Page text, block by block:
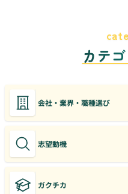
カテ
会社・業界・職種選び
志望動機
ガクチカ